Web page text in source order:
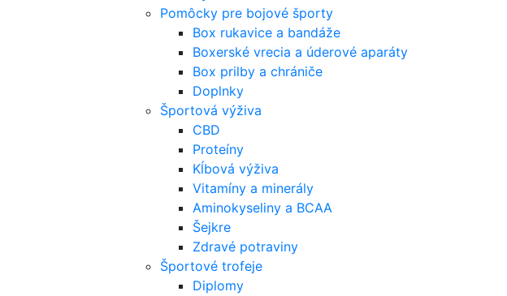
Pomôcky pre bojové športy
Box rukavice a bandáže
Boxerské vrecia a úderové aparáty
Box prilby a chrániče
Doplnky
Športová výživa
CBD
Proteíny
Kĺbová výživa
Vitamíny a minerály
Aminokyseliny a BCAA
Šejkre
Zdravé potraviny
Športové trofeje
Diplomy